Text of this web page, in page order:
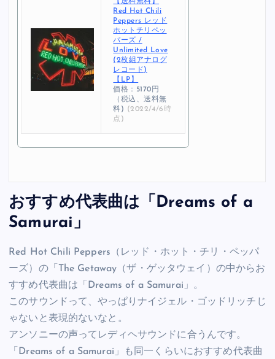
Red Hot Chili
Peppers レッド
ホットチリペッ
パーズ /
Unlimited Love
(2枚組アナログ
レコード)
【LP】
価格：5170円
（税込、送料無
料) (2022/4/6時
点)
おすすめ代表曲は「Dreams of a
Samurai」
Red Hot Chili Peppers（レッド・ホット・チリ・ペッパ
ーズ）の「The Getaway（ザ・ゲッタウェイ）の中からお
すすめ代表曲は「Dreams of a Samurai」。
このサウンドって、やっぱりナイジェル・ゴッドリッチじ
ゃないと表現的ないなと。
アンソニーの声ってレディヘサウンドに合うんです。
「Dreams of a Samurai」も同一くらいにおすすめ代表曲